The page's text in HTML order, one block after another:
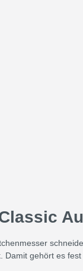
gehört es